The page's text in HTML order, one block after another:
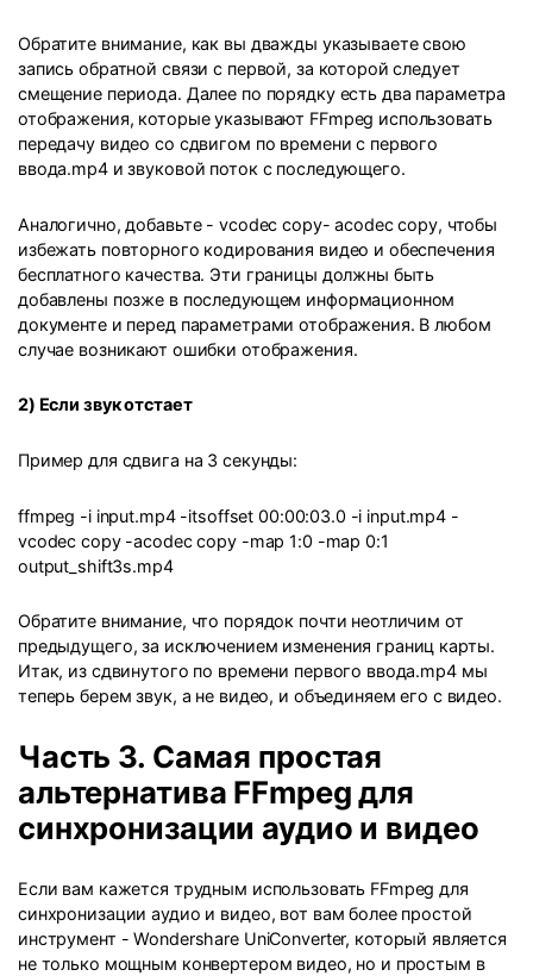
Обратите внимание, как вы дважды указываете свою
запись обратной связи с первой, за которой следует
смещение периода. Далее по порядку есть два параметра
отображения, которые указывают FFmpeg использовать
передачу видео со сдвигом по времени с первого
ввода.mp4 и звуковой поток с последующего.
Аналогично, добавьте - vcodec copy- acodec copy, чтобы
избежать повторного кодирования видео и обеспечения
бесплатного качества. Эти границы должны быть
добавлены позже в последующем информационном
документе и перед параметрами отображения. В любом
случае возникают ошибки отображения.
2) Если звук отстает
Пример для сдвига на 3 секунды:
ffmpeg -i input.mp4 -itsoffset 00:00:03.0 -i input.mp4 -
vcodec copy -acodec copy -map 1:0 -map 0:1
output_shift3s.mp4
Обратите внимание, что порядок почти неотличим от
предыдущего, за исключением изменения границ карты.
Итак, из сдвинутого по времени первого ввода.mp4 мы
теперь берем звук, а не видео, и объединяем его с видео.
Часть 3. Самая простая
альтернатива FFmpeg для
синхронизации аудио и видео
Если вам кажется трудным использовать FFmpeg для
синхронизации аудио и видео, вот вам более простой
инструмент -Wondershare UniConverter, который является
не только мощным конвертером видео, но и простым в